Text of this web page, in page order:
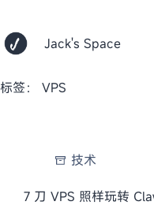
内
Jack's Space
标签： VPS
技术
7 刀 VPS 照样玩转